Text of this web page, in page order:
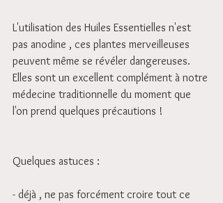
L'utilisation des Huiles Essentielles n'est
pas anodine , ces plantes merveilleuses
peuvent même se révéler dangereuses.
Elles sont un excellent complément à notre
médecine traditionnelle du moment que
l'on prend quelques précautions !
Quelques astuces :
- déjà , ne pas forcément croire tout ce